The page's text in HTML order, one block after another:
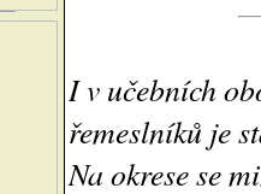
I v učebních
řemeslníků je
Na okrese se